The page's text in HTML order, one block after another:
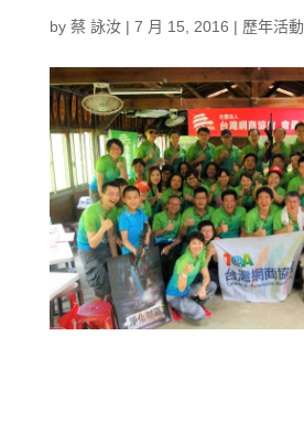
by 蔡 詠汝| 7 月 15, 2016 | 歷年活動